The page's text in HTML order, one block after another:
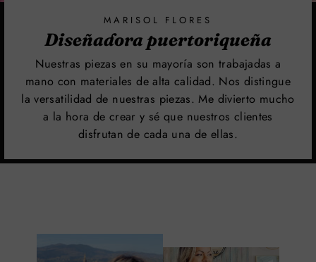
MARISOL FLORES
Diseñadora puertoriqueña
Nuestras piezas en su mayoría son trabajadas a
mano con materiales de alta calidad. Nos distingue
la versatilidad de nuestras piezas. Me divierto mucho
a la hora de crear y sé que nuestros clientes
disfrutan de cada una de ellas.